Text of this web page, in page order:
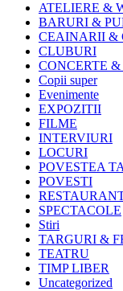
ATELIERE &
BARURI &
CEAINARII &
CLUBURI
CONCERTE
Copii super
Evenimente
EXPOZITII
FILME
INTERVIURI
LOCURI
POVESTEA TA
POVESTI
SPECTACOLE
Stiri
TARGURI &
TEATRU
TIMP LIBER
Uncategorized